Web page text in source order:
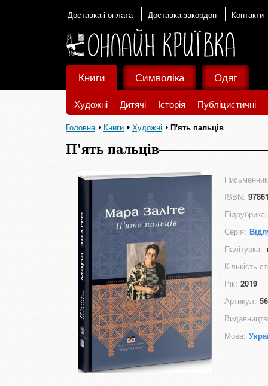
Доставка і оплата Доставка закордон Контакти
Книги
Художні Дитячі Історія Публіцистичні
Символіка Одяг
Головна Книги Художні П'ять пальців
П'ять пальців
ISBN:
Підрубрика:
Серія:
Палітурка:
Кількість
Рік: 2019
Артикул:
Мова: